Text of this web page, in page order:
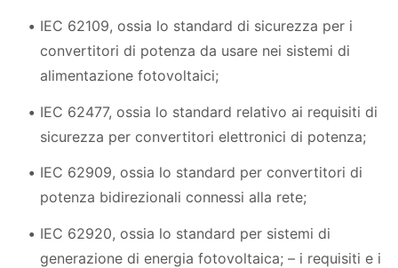
IEC 62109, ossia lo standard di sicurezza per i
convertitori di potenza da usare nei sistemi di
alimentazione fotovoltaici;
IEC 62477, ossia lo standard relativo ai requisiti di
sicurezza per convertitori elettronici di potenza;
IEC 62909, ossia lo standard per convertitori di
potenza bidirezionali connessi alla rete;
IEC 62920, ossia lo standard per sistemi di
generazione di energia fotovoltaica; – i requisiti e i